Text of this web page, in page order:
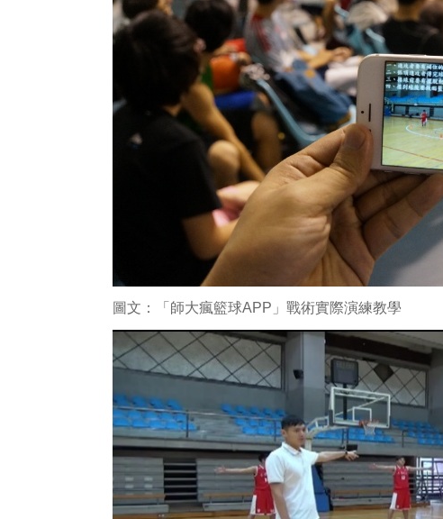
圖文：「師大瘋籃球APP」戰術實際演練教學